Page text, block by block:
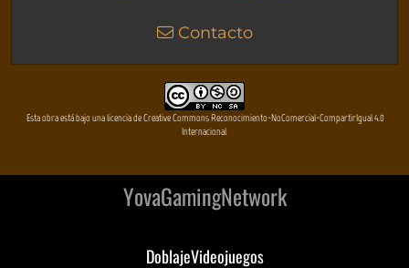
Contacto
Esta obra está bajo una licencia de Creative Commons Reconocimiento-NoComercial-CompartirIgual 4.0
Internacional
YovaGamingNetwork
DoblajeVideojuegos